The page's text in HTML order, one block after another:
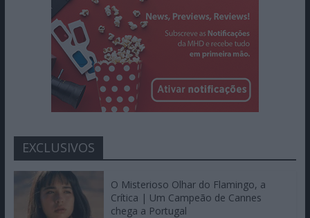
EXCLUSIVOS
O Misterioso Olhar do Flamingo, a
Crítica | Um Campeão de Cannes
chega a Portugal